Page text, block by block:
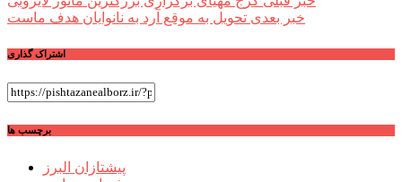
نوشته
خبر بعدی تحویل به موقع آرد به نانوایان هدف ماست
اشتراک گذاری
برچسب ها
پیشتازان البرز